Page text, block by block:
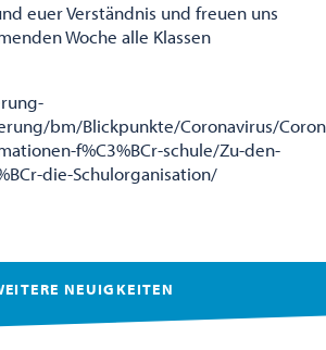
euer Verständnis und freuen uns
Woche alle Klassen
bm/Blickpunkte/Coronavirus/
f%C3%BCr-schule/Zu-den-
die-Schulorganisation/
NEUIGKEITEN